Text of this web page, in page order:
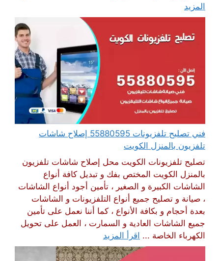
المزيد
فني تصليح تلفزيونات 55880595 إصلاح شاشات
تلفزيون بالمنزل الكويت
تصليح تلفزيونات الكويت محل إصلاح شاشات تلفزيون
بالمنزل الكويت المختص بفك و تبديل كافة أنواع
الشاشات الكبيرة و الصغير ، تأمين أجود أنواع الشاشات
، صيانة و تصليح جميع أنواع التلفزيونات و الشاشات
بعدة أحجام و بكافة الأنواع ، كما أننا نعمل على تأمين
جميع الشاشات العادية و السمارت ، العمل على تحويل
الكهرباء الخاصة ... اقرأ المزيد